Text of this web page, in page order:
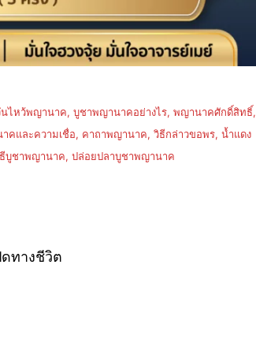
หว้พญานาค, บูชาพญานาคอย่างไร, พญานาคศักดิ์สิทธิ์,
และความเชื่อ, คาถาพญานาค, วิธีกล่าวขอพร, น้ำแดง
บูชาพญานาค, ปล่อยปลาบูชาพญานาค
ทางชีวิต